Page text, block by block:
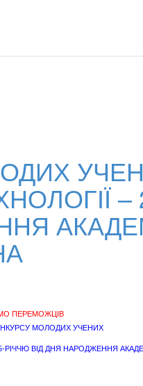
ПЕРЕМОЖЦІВ
МОЛОДИХ УЧЕНИХ
РІЧЧЮ ВІД ДНЯ НАРОДЖЕННЯ